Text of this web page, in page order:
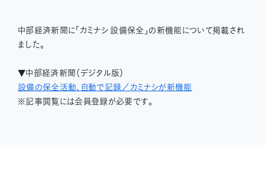
中部経済新聞に「カミナシ 設備保全」の新機能について掲載され
ました。
▼中部経済新聞（デジタル版）
設備の保全活動、自動で記録／カミナシが新機能
※記事閲覧には会員登録が必要です。